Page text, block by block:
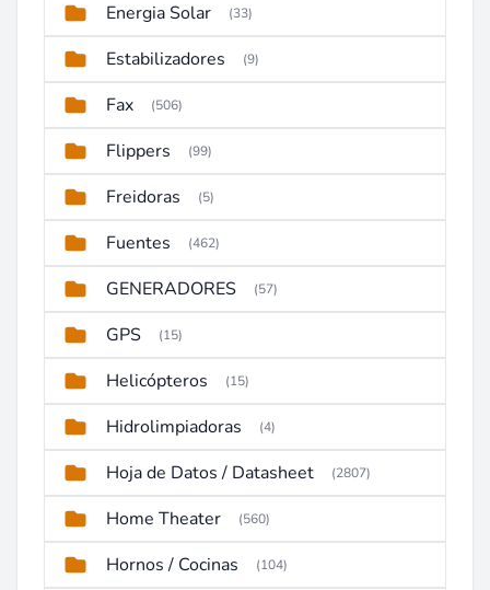
Energia Solar (33)
Estabilizadores (9)
Fax (506)
Flippers (99)
Freidoras (5)
Fuentes (462)
GENERADORES (57)
GPS (15)
Helicópteros (15)
Hidrolimpiadoras (4)
Hoja de Datos / Datasheet (2807)
Home Theater (560)
Hornos / Cocinas (104)